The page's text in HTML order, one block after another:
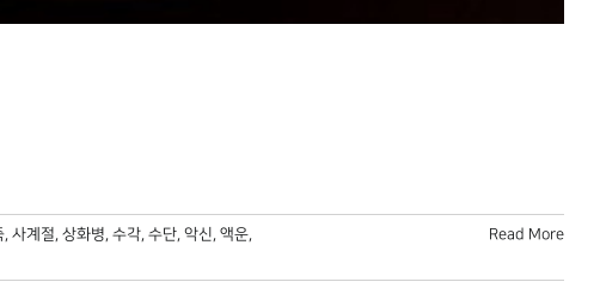
, 사계절, 상화병, 수각, 수단, 악신, 액운,
Read More